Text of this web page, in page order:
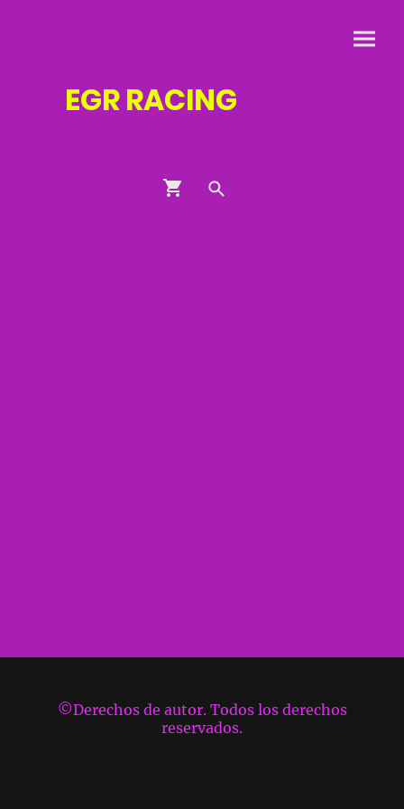
EGRRACING
©Derechos de autor. Todos los derechos
reservados.